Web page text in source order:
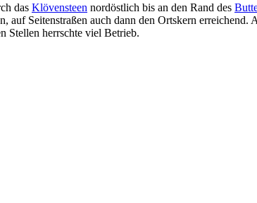
das Klövensteen nordöstlich bis an den Rand des
Seitenstraßen auch dann den Ortskern
Stellen herrschte viel Betrieb.